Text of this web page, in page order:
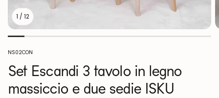
1 / 12
SKU:
NS02CON
Set Escandi 3 tavolo in legno
massiccio e due sedie ISKU